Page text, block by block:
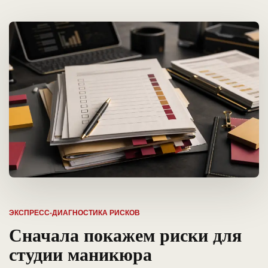
ЭКСПРЕСС-ДИАГНОСТИКА РИСКОВ
Сначала покажем риски для
студии маникюра